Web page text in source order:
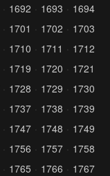
1692 1693
1694
1701 1702
1703
1710 1711
1712
1719 1720
1721
1728 1729
1730
1737 1738
1739
1747 1748
1749
1756 1757
1758
1765 1766 1767